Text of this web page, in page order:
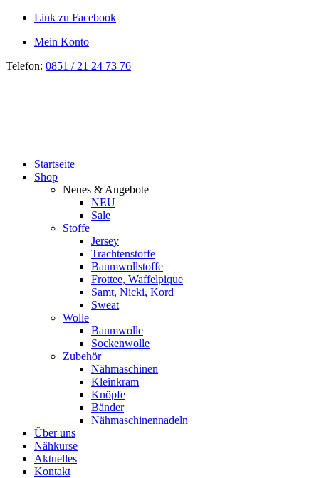
Link zu Facebook
Mein Konto
Telefon: 0851 / 21 24 73 76
Startseite
Shop
Neues & Angebote
NEU
Sale
Stoffe
Jersey
Trachtenstoffe
Baumwollstoffe
Frottee, Waffelpique
Samt, Nicki, Kord
Sweat
Wolle
Baumwolle
Sockenwolle
Zubehör
Nähmaschinen
Kleinkram
Knöpfe
Bänder
Nähmaschinennadeln
Über uns
Nähkurse
Aktuelles
Kontakt